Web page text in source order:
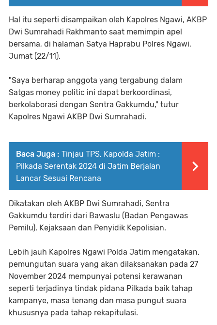
Hal itu seperti disampaikan oleh Kapolres Ngawi, AKBP
Dwi Sumrahadi Rakhmanto saat memimpin apel
bersama, di halaman Satya Haprabu Polres Ngawi,
Jumat (22/11).
"Saya berharap anggota yang tergabung dalam
Satgas money politic ini dapat berkoordinasi,
berkolaborasi dengan Sentra Gakkumdu," tutur
Kapolres Ngawi AKBP Dwi Sumrahadi.
Baca Juga : Tinjau TPS, Kapolda Jatim :
Pilkada Serentak 2024 di Jatim Berjalan
Lancar Sesuai Rencana
Dikatakan oleh AKBP Dwi Sumrahadi, Sentra
Gakkumdu terdiri dari Bawaslu (Badan Pengawas
Pemilu), Kejaksaan dan Penyidik Kepolisian.
Lebih jauh Kapolres Ngawi Polda Jatim mengatakan,
pemungutan suara yang akan dilaksanakan pada 27
November 2024 mempunyai potensi kerawanan
seperti terjadinya tindak pidana Pilkada baik tahap
kampanye, masa tenang dan masa pungut suara
khususnya pada tahap rekapitulasi.